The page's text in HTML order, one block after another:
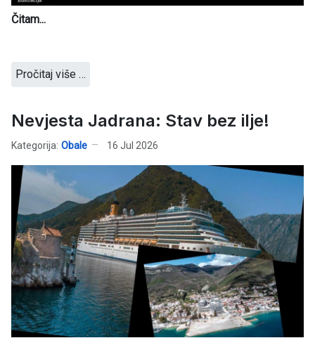
Čitam...
Pročitaj više …
Nevjesta Jadrana: Stav bez ilje!
Kategorija: Obale 16 Jul 2026